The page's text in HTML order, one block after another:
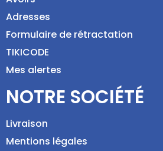
Adresses
Formulaire de rétractation
TIKICODE
Mes alertes
NOTRE SOCIÉTÉ
Livraison
Mentions légales